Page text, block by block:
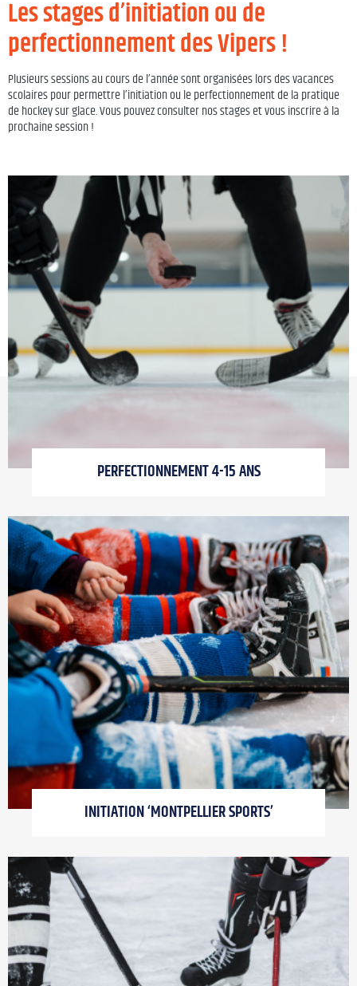
Les stages d’initiation ou de
perfectionnement des Vipers !
Plusieurs sessions au cours de l’année sont organisées lors des vacances
scolaires pour permettre l’initiation ou le perfectionnement de la pratique
de hockey sur glace. Vous pouvez consulter nos stages et vous inscrire à la
prochaine session !
PERFECTIONNEMENT 4-15 ANS
INITIATION ‘MONTPELLIER SPORTS’